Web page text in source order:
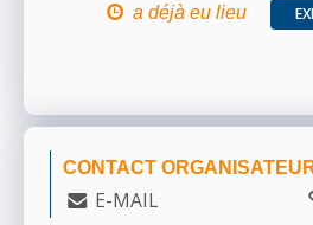
a déjà eu lieu
CONTACT
E-MAIL